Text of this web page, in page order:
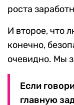
роста
И второе, что
конечно,
очевидно. Мы
Если
главную